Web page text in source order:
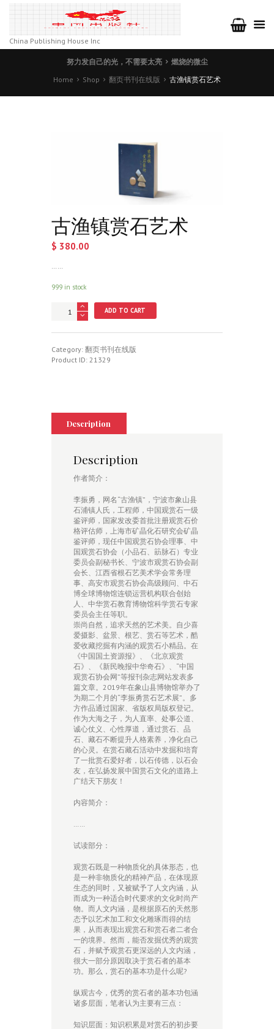
China Publishing House Inc
努力发自己的光，不需要太亮
燃烧的微尘
Home
Shop 翻页书刊在线版 古渔镇赏石艺术
古渔镇赏石艺术
$ 380.00
999 in stock
石
艺
ADD TO CART
Category: 翻页书刊在线版
Product ID: 21329
Description
Description
作者简介：
李振勇，网名“古渔镇”，宁波市象山县
石浦镇人氏，工程师，中国观赏石一级
鉴评师，国家发改委首批注册观赏石价
格评估师，上海市矿晶化石研究会矿晶
鉴评师，现任中国观赏石协会理事、中
国观赏石协会（小品石、筯脉石）专业
委员会副秘书长、宁波市观赏石协会副
会长、江西省根石艺美术学会常务理
事、高安市观赏石协会高级顾问、中石
博全球博物馆连锁运营机构联合创始
人、中华赏石教育博物馆科学赏石专家
委员会主任等职。
崇尚自然，追求天然的艺术美。自少喜
爱摄影、盆景、根艺、赏石等艺术，酷
爱收藏挖掘有内涵的观赏石小精品。在
《中国国土资源报》、《北京观赏
石》、《新民晚报中华奇石》、“中国
观赏石协会网”等报刊杂志网站发表多
篇文章。2019年在象山县博物馆举办了
为期二个月的“李振勇赏石艺术展”。多
方作品通过国家、省版权局版权登记。
作为大海之子，为人直率、处事公道、
诚心仗义、心性厚道，通过赏石、品
石、藏石不断提升人格素养，净化自己
的心灵。在赏石藏石活动中发掘和培育
了一批赏石爱好者，以石传德，以石会
友，在弘扬发展中国赏石文化的道路上
广结天下朋友！
内容简介：
……
试读部分：
观赏石既是一种物质化的具体形态，也
是一种非物质化的精神产品，在体现原
生态的同时，又被赋予了人文内涵，从
而成为一种适合时代要求的文化时尚产
物。而人文内涵，是根据原石的天然形
态予以艺术加工和文化雕琢而得的结
果，从而表现出观赏石和赏石者二者合
一的境界。然而，能否发掘优秀的观赏
石，并赋予观赏石更深远的人文内涵，
很大一部分原因取决于赏石者的基本
功。那么，赏石的基本功是什么呢?
纵观古今，优秀的赏石者的基本功包涵
诸多层面，笔者认为主要有三点：
知识层面：知识积累是对赏石的初步要